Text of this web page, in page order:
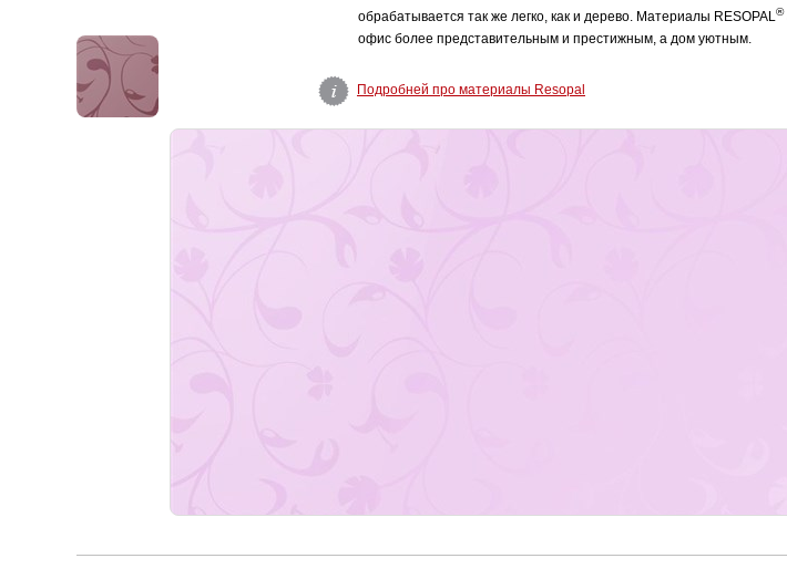
обрабатывается так же легко, как и дерево. Материалы RESOPAL®
офис более представительным и престижным, а дом уютным.
Подробней про материалы Resopal